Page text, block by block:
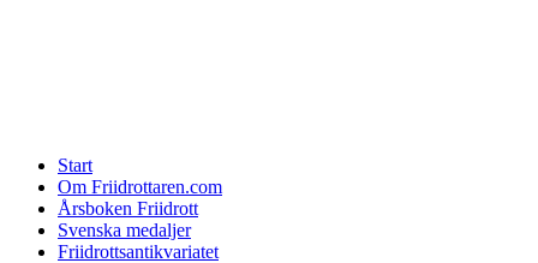
Start
Om Friidrottaren.com
Årsboken Friidrott
Svenska medaljer
Friidrottsantikvariatet